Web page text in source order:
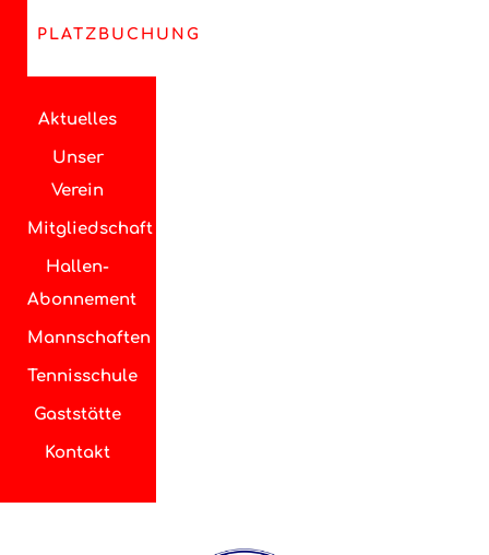
PLATZBUCHUNG
Aktuelles
Unser
Verein
Mitgliedschaft
Hallen-
Abonnement
Mannschaften
Tennisschule
Gaststätte
Kontakt